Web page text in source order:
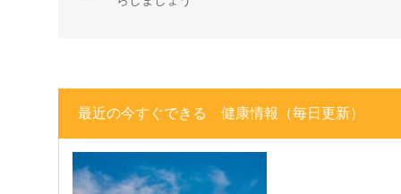
最近の今すぐできる 健康情報（毎日更新）